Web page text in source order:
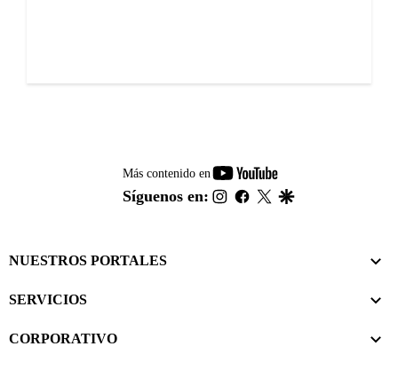
Más contenido en
youtube-
footer
Síguenos en: instagram
facebook
twitter
NUESTROS PORTALES
SERVICIOS
CORPORATIVO